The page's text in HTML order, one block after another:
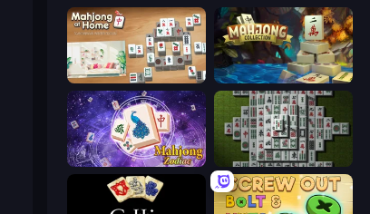
Scandinavian Mahjong Mahjong Collection
Mahjong Solitaire Zodiac Mahjong 3D Classic